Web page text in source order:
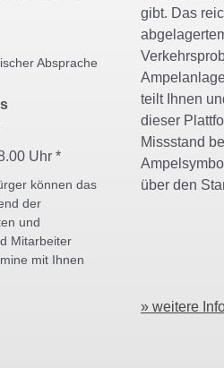
Absprache
Uhr *
können das
der
und
Mitarbeiter
mit Ihnen
gibt. Das
teilt Ihnen
dieser
Missstand
über den
» weitere